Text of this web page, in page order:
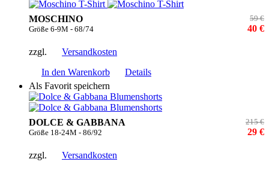
MOSCHINO
Größe 6-9M - 68/74
59 €
40 €
zzgl.
Versandkosten
In den Warenkorb
Details
Als Favorit speichern
DOLCE & GABBANA
Größe 18-24M - 86/92
215 €
29 €
zzgl.
Versandkosten